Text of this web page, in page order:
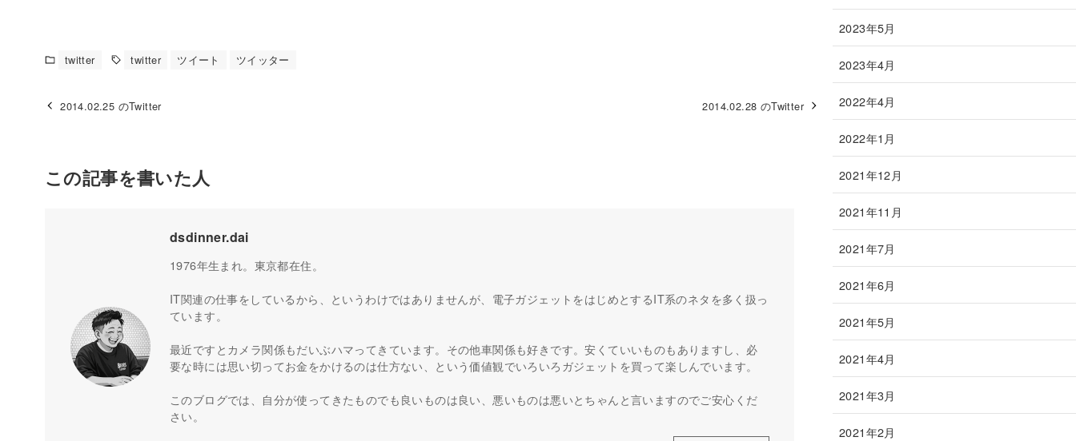
twitter twitter ツイート ツイッター
2014.02.25 のTwitter 2014.02.28 のTwitter
この記事を書いた人
dsdinner.dai
1976年生まれ。東京都在住。
IT関連の仕事をしているから、というわけではありませんが、電子ガジェットをはじめとするIT系のネタを多く扱っ
ています。
最近ですとカメラ関係もだいぶハマってきています。その他車関係も好きです。安くていいものもありますし、必
要な時には思い切ってお金をかけるのは仕方ない、という価値観でいろいろガジェットを買って楽しんでいます。
このブログでは、自分が使ってきたものでも良いものは良い、悪いものは悪いとちゃんと言いますのでご安心くだ
さい。
2023年5月
2023年4月
2022年4月
2022年1月
2021年12月
2021年11月
2021年7月
2021年6月
2021年5月
2021年4月
2021年3月
2021年2月